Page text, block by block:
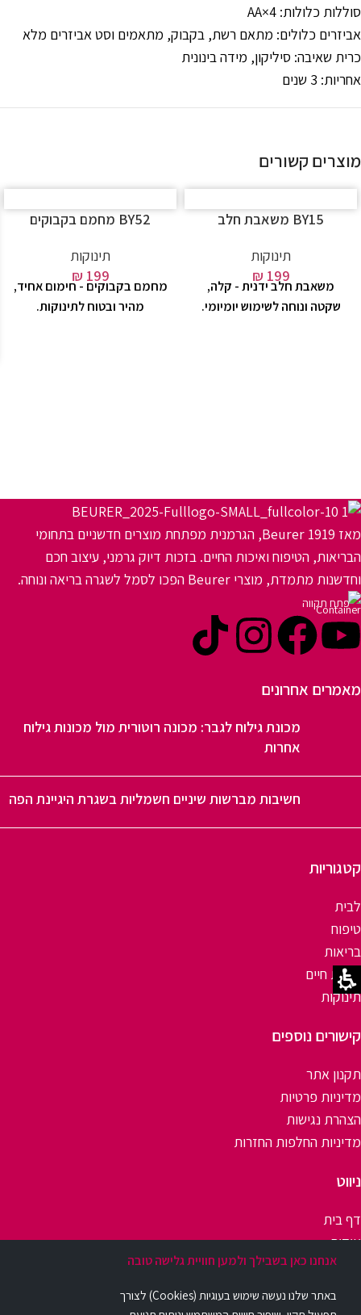
סוללות כלולות: 4×AA
אביזרים כלולים: מתאם רשת, בקבוק, מתאמים וסט אביזרים מלא
כרית שאיבה: סיליקון, מידה בינונית
אחריות: 3 שנים
מוצרים קשורים
BY15 משאבת חלב
תינוקות
₪ 199
משאבת חלב ידנית - קלה,
שקטה ונוחה לשימוש יומיומי.
BY52 מחמם בקבוקים
תינוקות
₪ 199
מחמם בקבוקים - חימום אחיד,
מהיר ובטוח לתינוקות.
מאז 1919 Beurer, הגרמנית מפתחת מוצרים חדשניים בתחומי
הבריאות, הטיפוח ואיכות החיים. בזכות דיוק גרמני, עיצוב חכם
וחדשנות מתמדת, מוצרי Beurer הפכו לסמל לשגרה בריאה ונוחה.
פתח תקווה
מאמרים אחרונים
מכונת גילוח לגבר: מכונה רוטורית מול מכונות גילוח
אחרות
חשיבות מברשות שיניים חשמליות בשגרת היגיינת הפה
קטגוריות
לבית
טיפוח
בריאות
איכות חיים
תינוקות
קישורים נוספים
תקנון אתר
מדיניות פרטיות
הצהרת נגישות
מדיניות החלפות החזרות
ניווט
דף בית
אודות
יצירת קשר
שאלות ותשובות
אנחנו כאן בשבילך ולמען חוויית גלישה טובה
באתר שלנו נעשה שימוש בעוגיות (Cookies) לצורך